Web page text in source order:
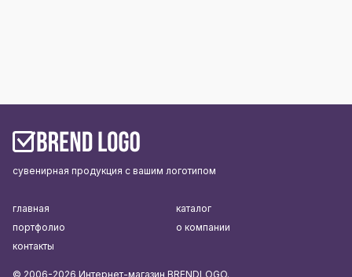
сувенирная продукция с вашим логотипом
главная
каталог
портфолио
о компании
контакты
© 2006-2026 Интернет-магазин BRENDLOGO.